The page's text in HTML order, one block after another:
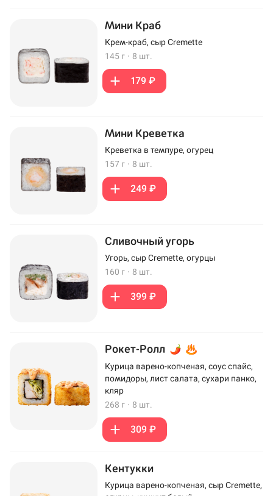
Мини Краб
Крем-краб, сыр Cremette
145 г · 8 шт.
179 ₽
Мини Креветка
Креветка в темпуре, огурец
157 г · 8 шт.
249 ₽
Сливочный угорь
Угорь, сыр Cremette, огурцы
160 г · 8 шт.
399 ₽
Рокет-Ролл
Курица варено-копченая, соус спайс,
помидоры, лист салата, сухари панко,
кляр
268 г · 8 шт.
309 ₽
Кентукки
Курица варено-копченая, сыр Cremette,